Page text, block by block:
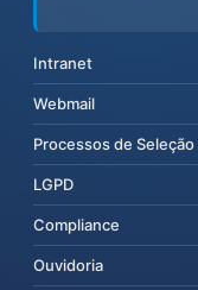
Intranet
Webmail
Processos de Seleção
LGPD
Compliance
Ouvidoria